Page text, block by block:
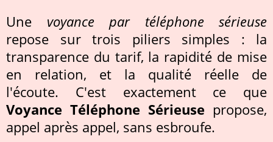
Une voyance par téléphone sérieuse
repose sur trois piliers simples : la
transparence du tarif, la rapidité de mise
en relation, et la qualité réelle de
l'écoute. C'est exactement ce que
Voyance Téléphone Sérieuse propose,
appel après appel, sans esbroufe.